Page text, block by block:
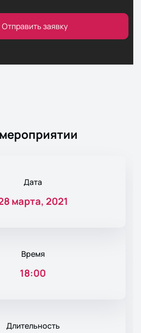
Отправить заявку
Дата
марта, 2021
Время
18:00
Длительность